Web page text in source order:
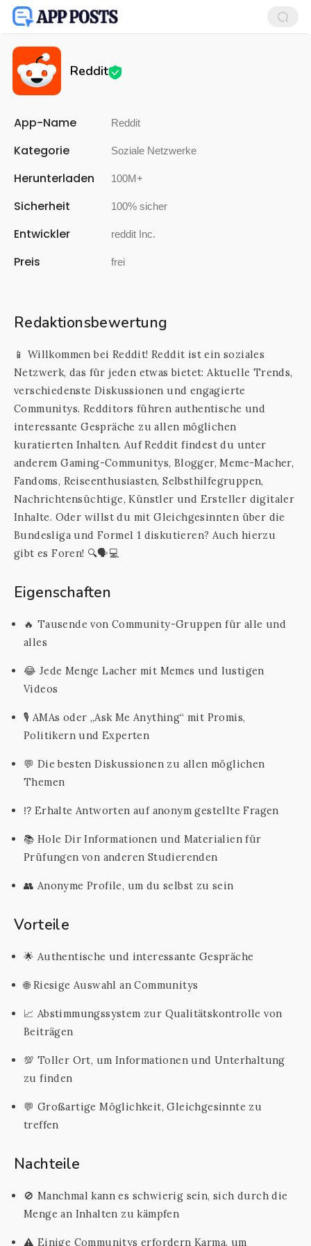
Reddit
App-Name Reddit
Kategorie Soziale Netzwerke
Herunterladen 100M+
Sicherheit 100% sicher
Entwickler reddit Inc.
Preis frei
Redaktionsbewertung
📱 Willkommen bei Reddit! Reddit ist ein soziales
Netzwerk, das für jeden etwas bietet: Aktuelle Trends,
verschiedenste Diskussionen und engagierte
Communitys. Redditors führen authentische und
interessante Gespräche zu allen möglichen
kuratierten Inhalten. Auf Reddit findest du unter
anderem Gaming-Communitys, Blogger, Meme-Macher,
Fandoms, Reiseenthusiasten, Selbsthilfegruppen,
Nachrichtensüchtige, Künstler und Ersteller digitaler
Inhalte. Oder willst du mit Gleichgesinnten über die
Bundesliga und Formel 1 diskutieren? Auch hierzu
gibt es Foren! 🔍🗣️💻
Eigenschaften
🔥 Tausende von Community-Gruppen für alle und
alles
😂 Jede Menge Lacher mit Memes und lustigen
Videos
🎙️ AMAs oder „Ask Me Anything“ mit Promis,
Politikern und Experten
💬 Die besten Diskussionen zu allen möglichen
Themen
⁉️ Erhalte Antworten auf anonym gestellte Fragen
📚 Hole Dir Informationen und Materialien für
Prüfungen von anderen Studierenden
👥 Anonyme Profile, um du selbst zu sein
Vorteile
🌟 Authentische und interessante Gespräche
🌐 Riesige Auswahl an Communitys
📈 Abstimmungssystem zur Qualitätskontrolle von
Beiträgen
💯 Toller Ort, um Informationen und Unterhaltung
zu finden
💬 Großartige Möglichkeit, Gleichgesinnte zu
treffen
Nachteile
🚫 Manchmal kann es schwierig sein, sich durch die
Menge an Inhalten zu kämpfen
⚠️ Einige Communitys erfordern Karma, um